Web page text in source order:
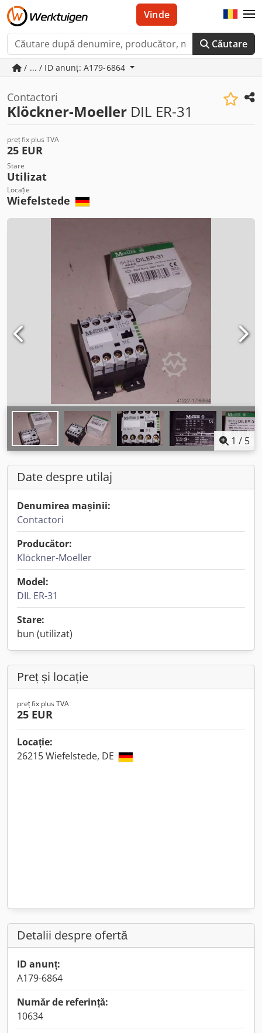
Căutare
Vinde
/ ... / ID anunț: A179-6864
Contactori
Klöckner-Moeller DIL ER-31
preț fix plus TVA
25 EUR
Stare
Utilizat
Locație
Wiefelstede
1 / 5
Date despre utilaj
Denumirea mașinii:
Contactori
Producător:
Klöckner-Moeller
Model:
DIL ER-31
Stare:
bun (utilizat)
Preț și locație
preț fix plus TVA
25 EUR
Locație:
26215 Wiefelstede, DE
Detalii despre ofertă
ID anunț:
A179-6864
Număr de referință:
10634